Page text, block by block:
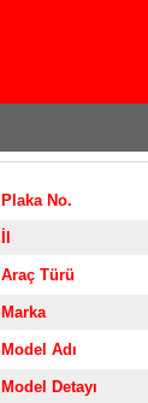
Plaka No.
Araç Türü
Marka
Model Adı
Model Detayı